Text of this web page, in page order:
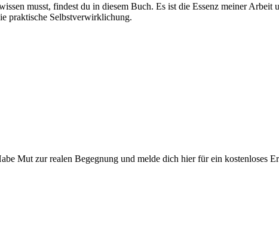
musst, findest du in diesem Buch. Es ist die Essenz meiner
praktische Selbstverwirklichung.
Mut zur realen Begegnung und melde dich hier für ein kostenloses